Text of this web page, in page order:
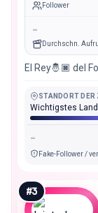
Follower
-
Durchschn.
El Rey🤴🏿 del
STANDORT DER
Wichtigstes Land
-
Fake-Follower /
#3